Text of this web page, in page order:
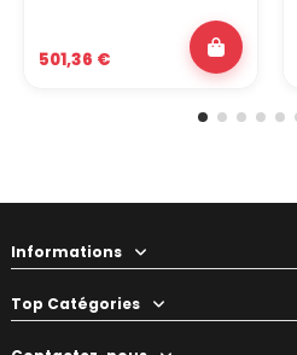
501,36 €
Informations
Top Catégories